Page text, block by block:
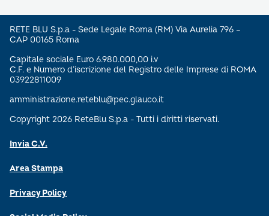
RETE BLU S.p.a - Sede Legale Roma (RM) Via Aurelia 796 –
CAP 00165 Roma
Capitale sociale Euro 6.980.000,00 i.v
C.F. e Numero d’iscrizione del Registro delle Imprese di ROMA
03922811009
amministrazione.reteblu@pec.glauco.it
Copyright 2026 ReteBlu S.p.a - Tutti i diritti riservati.
Invia C.V.
Area Stampa
Privacy Policy